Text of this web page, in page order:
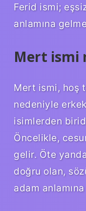
Ferid ismi;
anlamına
Mert ismi
Mert ismi, hoş
nedeniyle
isimlerden
Öncelikle,
gelir. Öte
doğru olan,
adam